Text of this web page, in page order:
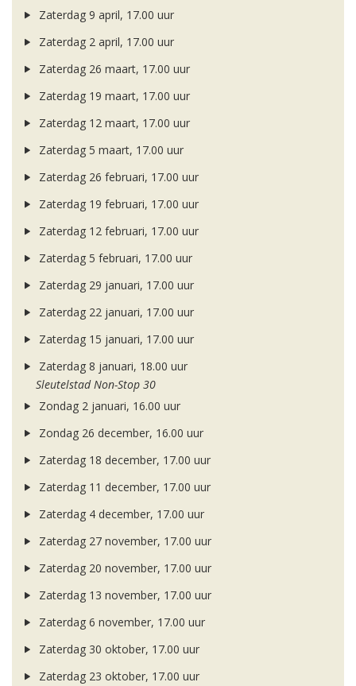
Zaterdag 9 april, 17.00 uur
Zaterdag 2 april, 17.00 uur
Zaterdag 26 maart, 17.00 uur
Zaterdag 19 maart, 17.00 uur
Zaterdag 12 maart, 17.00 uur
Zaterdag 5 maart, 17.00 uur
Zaterdag 26 februari, 17.00 uur
Zaterdag 19 februari, 17.00 uur
Zaterdag 12 februari, 17.00 uur
Zaterdag 5 februari, 17.00 uur
Zaterdag 29 januari, 17.00 uur
Zaterdag 22 januari, 17.00 uur
Zaterdag 15 januari, 17.00 uur
Zaterdag 8 januari, 18.00 uur
Sleutelstad Non-Stop 30
Zondag 2 januari, 16.00 uur
Zondag 26 december, 16.00 uur
Zaterdag 18 december, 17.00 uur
Zaterdag 11 december, 17.00 uur
Zaterdag 4 december, 17.00 uur
Zaterdag 27 november, 17.00 uur
Zaterdag 20 november, 17.00 uur
Zaterdag 13 november, 17.00 uur
Zaterdag 6 november, 17.00 uur
Zaterdag 30 oktober, 17.00 uur
Zaterdag 23 oktober, 17.00 uur